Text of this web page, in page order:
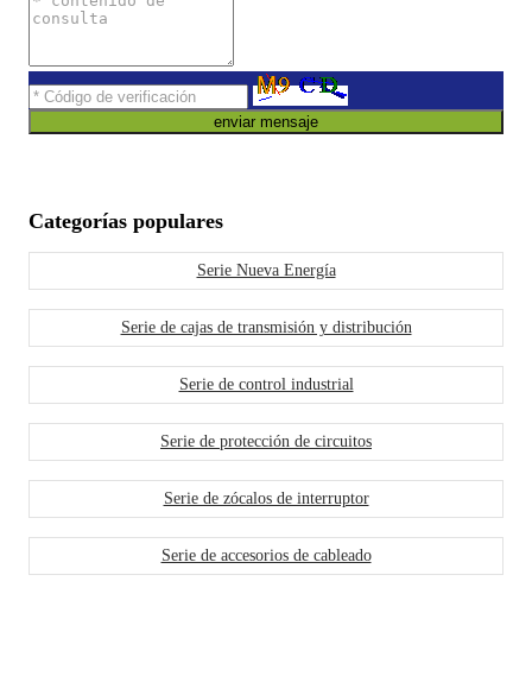
enviar mensaje
Categorías populares
Serie Nueva Energía
Serie de cajas de transmisión y distribución
Serie de control industrial
Serie de protección de circuitos
Serie de zócalos de interruptor
Serie de accesorios de cableado